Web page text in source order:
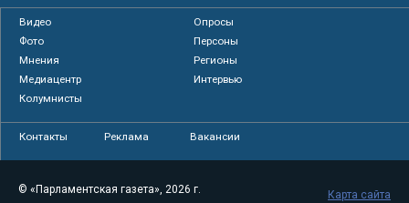
Видео
Опросы
Фото
Персоны
Мнения
Регионы
Медиацентр
Интервью
Колумнисты
Контакты Реклама Вакансии
© «Парламентская газета», 2026 г.
Карта сайта